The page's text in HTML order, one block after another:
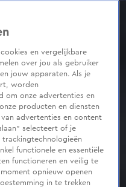
en vergelijkbare
over jou als gebruiker
jouw apparaten. Als je
worden
om onze advertenties en
producten en diensten
advertenties en content
selecteert of je
functionele en essentiële
functioneren en veilig te
opnieuw openen
in te trekken